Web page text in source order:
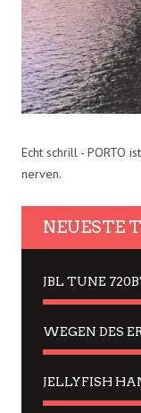
Echt schrill - PORTO
nerven.
NEUESTE